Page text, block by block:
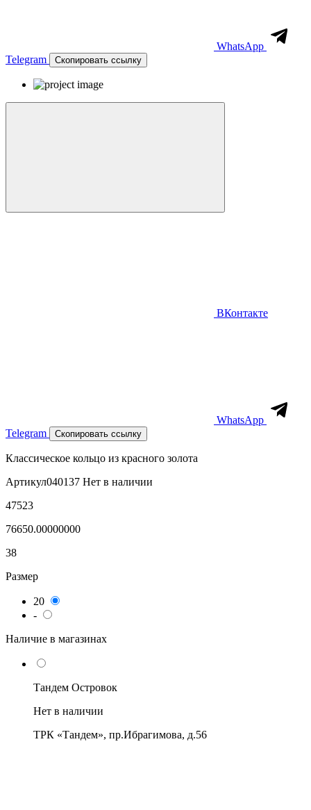
WhatsApp
Telegram
Скопировать ссылку
ВКонтакте
WhatsApp
Telegram
Скопировать ссылку
Классическое кольцо из красного золота
Артикул040137 Нет в наличии
47523
76650.00000000
38
Размер
20
-
Наличие в магазинах
Тандем Островок
Нет в наличии
ТРК «Тандем», пр.Ибрагимова, д.56